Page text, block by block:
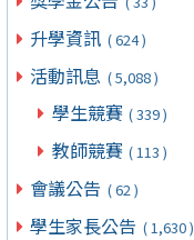
升學資訊 ( 624 )
活動訊息 ( 5,088 )
學生競賽 ( 339 )
教師競賽 ( 113 )
會議公告 ( 62 )
學生家長公告 ( 1,630 )